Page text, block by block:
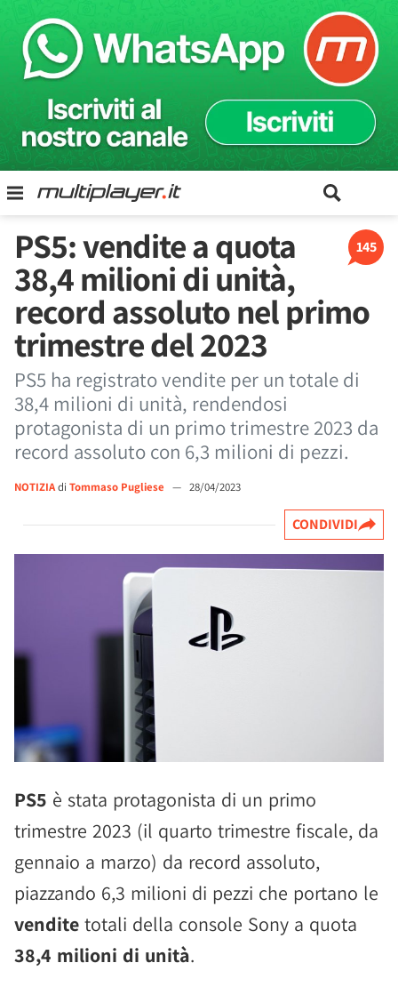
145
PS5: vendite a quota
38,4 milioni di unità,
record assoluto nel primo
trimestre del 2023
PS5 ha registrato vendite per un totale di
38,4 milioni di unità, rendendosi
protagonista di un primo trimestre 2023 da
record assoluto con 6,3 milioni di pezzi.
NOTIZIAdi Tommaso Pugliese — 28/04/2023
CONDIVIDI
PS5 è stata protagonista di un primo
trimestre 2023 (il quarto trimestre fiscale, da
gennaio a marzo) da record assoluto,
piazzando 6,3 milioni di pezzi che portano le
vendite totali della console Sony a quota
38,4 milioni di unità.